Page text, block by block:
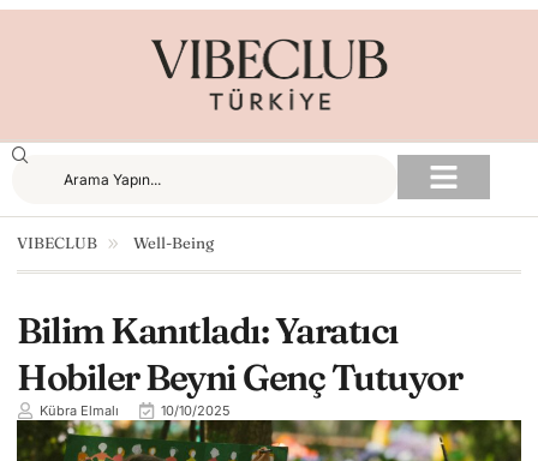
VIBECLUB Well-Being
Bilim Kanıtladı: Yaratıcı
Hobiler Beyni Genç Tutuyor
Kübra Elmalı 10/10/2025